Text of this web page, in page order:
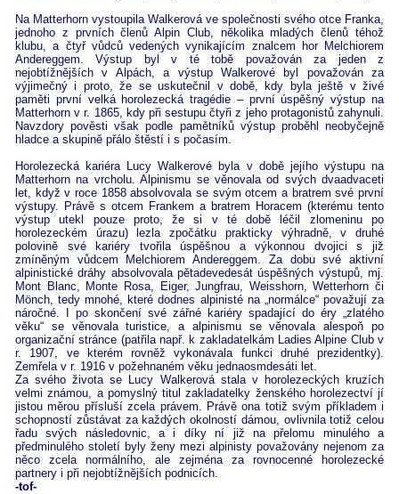
Na Matterhorn vystoupila Walkerová ve společnosti svého otce Franka,
jednoho z prvních členů Alpin Club, několika mladých členů téhož
klubu, a čtyř vůdců vedených vynikajícím znalcem hor Melchiorem
Andereggem. Výstup byl v té tobě považován za jeden z
nejobtížnějších v Alpách, a výstup Walkerové byl považován za
výjimečný i proto, že se uskutečnil v době, kdy byla ještě v živé
paměti první velká horolezecká tragédie – první úspěšný výstup na
Matterhorn v r. 1865, kdy při sestupu čtyři z jeho protagonistů zahynuli.
Navzdory pověsti však podle pamětníků výstup proběhl neobyčejně
hladce a skupině přálo štěstí i s počasím.
Horolezecká kariéra Lucy Walkerové byla v době jejího výstupu na
Matterhorn na vrcholu. Alpinismu se věnovala od svých dvaadvaceti
let, když v roce 1858 absolvovala se svým otcem a bratrem své první
výstupy. Právě s otcem Frankem a bratrem Horacem (kterému tento
výstup utekl pouze proto, že si v té době léčil zlomeninu po
horolezeckém úrazu) lezla zpočátku prakticky výhradně, v druhé
polovině své kariéry tvořila úspěšnou a výkonnou dvojici s již
zmíněným vůdcem Melchiorem Andereggem. Za dobu své aktivní
alpinistické dráhy absolvovala pětadevedesát úspěšných výstupů, mj.
Mont Blanc, Monte Rosa, Eiger, Jungfrau, Weisshorn, Wetterhorn či
Mönch, tedy mnohé, které dodnes alpinisté na „normálce“ považují za
náročné. I po skončení své zářné kariéry spadající do éry „zlatého
věku“ se věnovala turistice, a alpinismu se věnovala alespoň po
organizační stránce (patřila např. k zakladatelkám Ladies Alpine Club v
r. 1907, ve kterém rovněž vykonávala funkci druhé prezidentky).
Zemřela v r. 1916 v požehnaném věku jednaosmdesáti let.
Za svého života se Lucy Walkerová stala v horolezeckých kruzích
velmi známou, a pomyslný titul zakladatelky ženského horolezectví jí
jistou měrou přísluší zcela právem. Právě ona totiž svým příkladem i
schopností zůstávat za každých okolností dámou, ovlivnila totiž celou
řadu svých následovnic, a i díky ní již na přelomu minulého a
předminulého století byly ženy mezi alpinisty považovány nejenom za
něco zcela normálního, ale zejména za rovnocenné horolezecké
partnery i při nejobtížnějších podnicích.
-tof-